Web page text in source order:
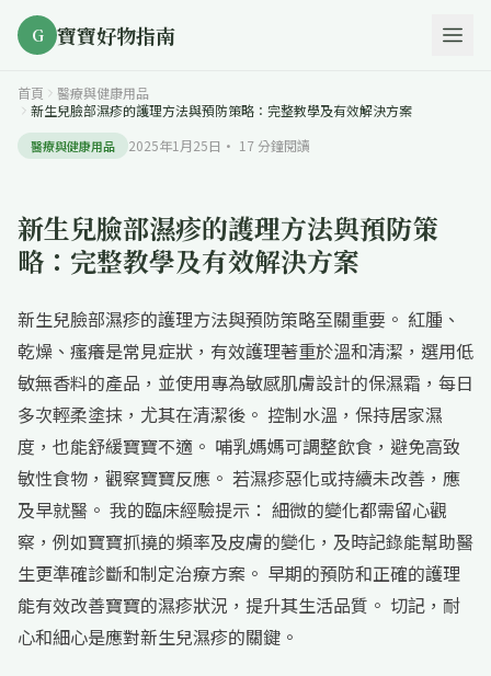
G 寶寶好物指南
首頁
醫療與健康用品
新生兒臉部濕疹的護理方法與預防策略：完整教學及有效解決方案
醫療與健康用品 2025年1月25日 · 17 分鐘閱讀
新生兒臉部濕疹的護理方法與預防策
略：完整教學及有效解決方案
新生兒臉部濕疹的護理方法與預防策略至關重要。 紅腫、
乾燥、瘙癢是常見症狀，有效護理著重於溫和清潔，選用低
敏無香料的產品，並使用專為敏感肌膚設計的保濕霜，每日
多次輕柔塗抹，尤其在清潔後。 控制水溫，保持居家濕
度，也能舒緩寶寶不適。 哺乳媽媽可調整飲食，避免高致
敏性食物，觀察寶寶反應。 若濕疹惡化或持續未改善，應
及早就醫。 我的臨床經驗提示： 細微的變化都需留心觀
察，例如寶寶抓撓的頻率及皮膚的變化，及時記錄能幫助醫
生更準確診斷和制定治療方案。 早期的預防和正確的護理
能有效改善寶寶的濕疹狀況，提升其生活品質。 切記，耐
心和細心是應對新生兒濕疹的關鍵。